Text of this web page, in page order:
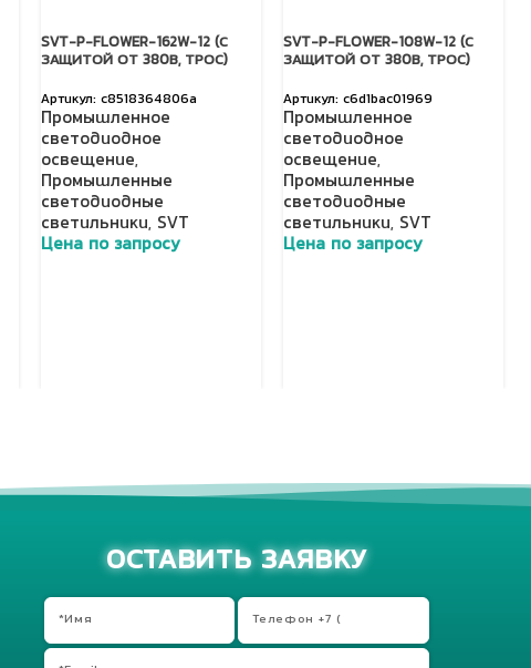
SVT-P-FLOWER-162W-12 (С
ЗАЩИТОЙ ОТ 380В, ТРОС)
c8518364806a
Промышленное
светодиодное
освещение,
Промышленные
светодиодные
светильники, SVT
Цена по запросу
SVT-P-FLOWER-108W-12 (С
ЗАЩИТОЙ ОТ 380В, ТРОС)
c6d1bac01969
Промышленное
светодиодное
освещение,
Промышленные
светодиодные
светильники, SVT
Цена по запросу
ОСТАВИТЬ ЗАЯВКУ